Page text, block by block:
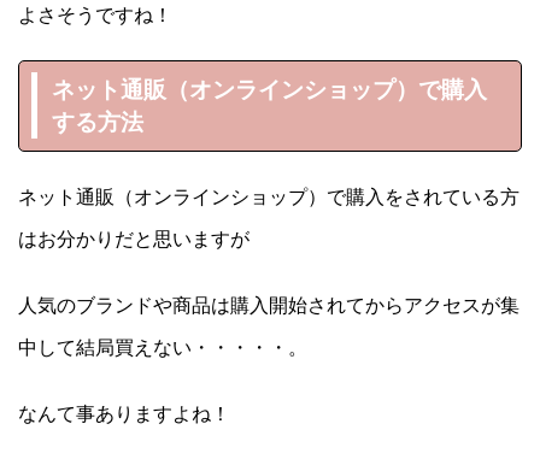
よさそうですね！
ネット通販（オンラインショップ）で購入
する方法
ネット通販（オンラインショップ）で購入をされている方
はお分かりだと思いますが
人気のブランドや商品は購入開始されてからアクセスが集
中して結局買えない・・・・・。
なんて事ありますよね！